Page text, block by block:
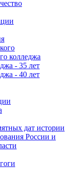
колледжа
- 35 лет
- 40 лет
дат истории
России и